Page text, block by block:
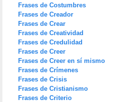
Frases de Costumbres
Frases de Creador
Frases de Crear
Frases de Creatividad
Frases de Credulidad
Frases de Creer
Frases de Creer en sí mismo
Frases de Crímenes
Frases de Crisis
Frases de Cristianismo
Frases de Criterio